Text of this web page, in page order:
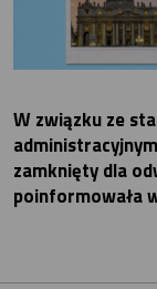
W związku ze
zamknięty dla
poinformowała